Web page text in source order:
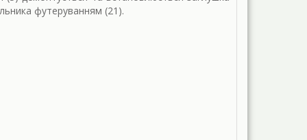
футеруванням (21).